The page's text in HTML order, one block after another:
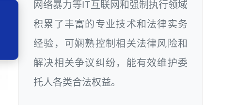
网络暴力等IT互联网和强制执行领域
积累了丰富的专业技术和法律实务
经验，可娴熟控制相关法律风险和
解决相关争议纠纷，能有效维护委
托人各类合法权益。